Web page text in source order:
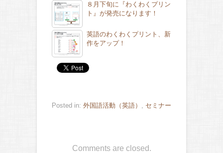
８月下旬に『わくわくプリン
ト』が発売になります！
英語のわくわくプリント、新
作をアップ！
Posted in: 外国語活動（英語） セミナー
Comments are closed.